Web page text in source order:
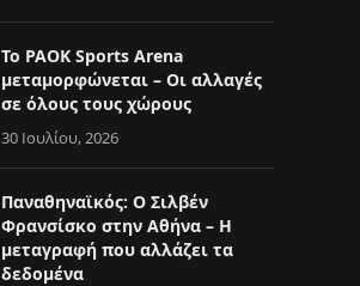
Το PAOK Sports Arena
μεταμορφώνεται – Οι αλλαγές
σε όλους τους χώρους
30 Ιουλίου, 2026
Παναθηναϊκός: Ο Σιλβέν
Φρανσίσκο στην Αθήνα – Η
μεταγραφή που αλλάζει τα
δεδομένα